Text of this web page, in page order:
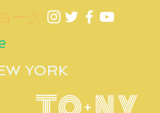
YORK